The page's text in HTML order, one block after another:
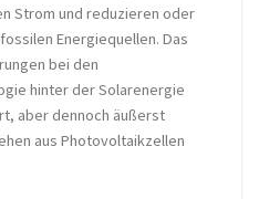
Strom und reduzieren oder
Energiequellen. Das
bei den
hinter der Solarenergie
aber dennoch äußerst
aus Photovoltaikzellen